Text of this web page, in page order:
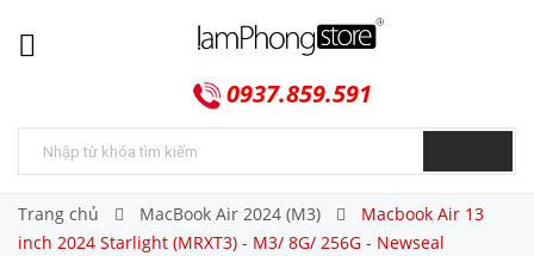
0937.859.591
Trang chủ MacBook Air 2024 (M3)
Macbook Air 13
inch 2024 Starlight (MRXT3) - M3/ 8G/ 256G - Newseal